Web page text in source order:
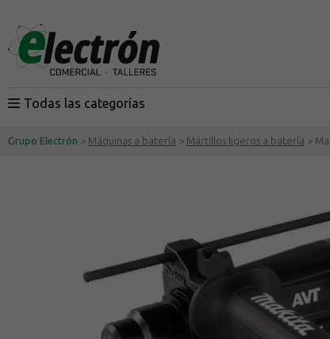
Todas las categorías
Grupo Electrón > Máquinas a batería > Martillos ligeros a batería >